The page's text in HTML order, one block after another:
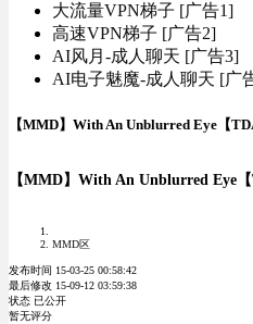
大流量VPN梯子 [广告1]
高速VPN梯子 [广告2]
AI风月-成人聊天 [广告3]
AI电子魅魔-成人聊天 [广
【MMD】With An Unblurred Eye【
【MMD】With An Unblurred Eye
MMD区
发布时间 15-03-25 00:58:42
最后修改 15-09-12 03:59:38
状态 已公开
暂无评分